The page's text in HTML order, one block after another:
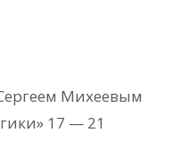
Михеевым
17 — 21